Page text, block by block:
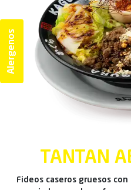
TANTAN
Fideos caseros gruesos
Alergenos